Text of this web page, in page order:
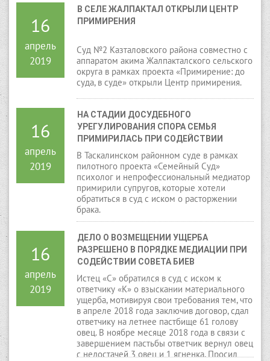
16
апрель
2019
В СЕЛЕ ЖАЛПАКТАЛ ОТКРЫЛИ ЦЕНТР
ПРИМИРЕНИЯ
Суд №2 Казталовского района совместно с
аппаратом акима Жалпакталского сельского
округа в рамках проекта «Примирение: до
суда, в суде» открыли Центр примирения.
16
апрель
2019
НА СТАДИИ ДОСУДЕБНОГО
УРЕГУЛИРОВАНИЯ СПОРА СЕМЬЯ
ПРИМИРИЛАСЬ ПРИ СОДЕЙСТВИИ
ПСИХОЛОГА И МЕДИАТОРА
В Таскалинском районном суде в рамках
пилотного проекта «Семейный Суд»
психолог и непрофессиональный медиатор
примирили супругов, которые хотели
обратиться в суд с иском о расторжении
брака.
16
апрель
2019
ДЕЛО О ВОЗМЕЩЕНИИ УЩЕРБА
РАЗРЕШЕНО В ПОРЯДКЕ МЕДИАЦИИ ПРИ
СОДЕЙСТВИИ СОВЕТА БИЕВ
Истец «С» обратился в суд с иском к
ответчику «К» о взыскании материального
ущерба, мотивируя свои требования тем, что
в апреле 2018 года заключив договор, сдал
ответчику на летнее пастбище 61 голову
овец. В ноябре месяце 2018 года в связи с
завершением пастьбы ответчик вернул овец
с недостачей 3 овец и 1 ягненка. Просил